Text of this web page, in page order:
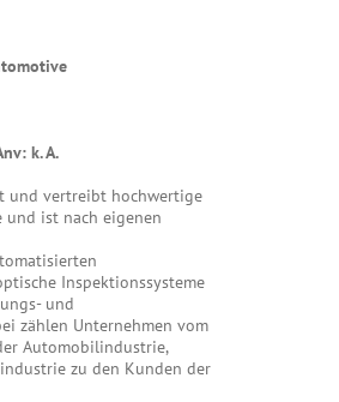
k. A.
und vertreibt hochwertige
und ist nach eigenen
Inspektionssysteme
und
zählen Unternehmen vom
Automobilindustrie,
zu den Kunden der